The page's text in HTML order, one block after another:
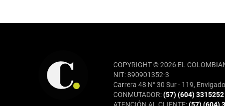
COPYRIGHT © 2026 EL
NIT: 890901352-3
Carrera 48 N° 30 Sur - 119,
CONMUTADOR:(57) (604) 3315252